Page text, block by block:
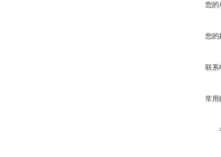
您的
您的
联系
常用